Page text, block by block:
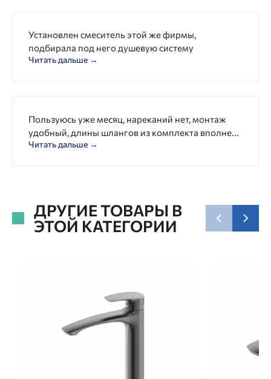
Установлен смеситель этой же фирмы,
подбирала под него душевую систему
Читать дальше →
Пользуюсь уже месяц, нареканий нет, монтаж
удобный, длины шлангов из комплекта вполне...
Читать дальше →
ДРУГИЕ ТОВАРЫ В
ЭТОЙ КАТЕГОРИИ